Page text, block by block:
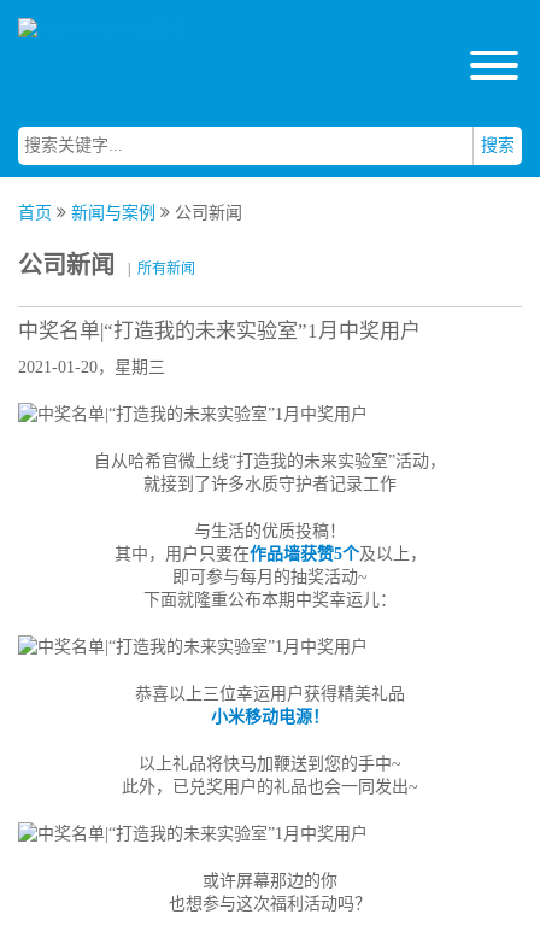
搜索
首页 新闻与案例 公司新闻
公司新闻 所有新闻
中奖名单|“打造我的未来实验室”1月中奖用户
2021-01-20，星期三
自从哈希官微上线“打造我的未来实验室”活动，
就接到了许多水质守护者记录工作
与生活的优质投稿！
其中，用户只要在作品墙获赞5个及以上，
即可参与每月的抽奖活动~
下面就隆重公布本期中奖幸运儿：
恭喜以上三位幸运用户获得精美礼品
小米移动电源！
以上礼品将快马加鞭送到您的手中~
此外，已兑奖用户的礼品也会一同发出~
或许屏幕那边的你
也想参与这次福利活动吗？